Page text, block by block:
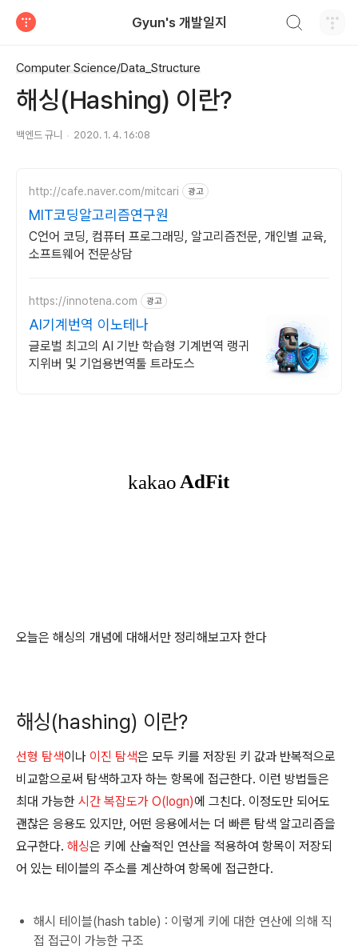
Gyun's 개발일지
Computer Science/Data_Structure
해싱(Hashing) 이란?
백엔드 규니 2020. 1. 4. 16:08
http://cafe.naver.com/mitcari 광고
MIT코딩알고리즘연구원
C언어 코딩, 컴퓨터 프로그래밍, 알고리즘전문, 개인별 교육,
소프트웨어 전문상담
https://innotena.com 광고
AI기계번역 이노테나
글로벌 최고의 AI 기반 학습형 기계번역 랭귀
지위버 및 기업용번역툴 트라도스
오늘은 해싱의 개념에 대해서만 정리해보고자 한다
해싱(hashing) 이란?
선형 탐색이나 이진 탐색은 모두 키를 저장된 키 값과 반복적으로
비교함으로써 탐색하고자 하는 항목에 접근한다. 이런 방법들은
최대 가능한 시간 복잡도가 O(logn)에 그친다. 이정도만 되어도
괜찮은 응용도 있지만, 어떤 응용에서는 더 빠른 탐색 알고리즘을
요구한다. 해싱은 키에 산술적인 연산을 적용하여 항목이 저장되
어 있는 테이블의 주소를 계산하여 항목에 접근한다.
해시 테이블(hash table) : 이렇게 키에 대한 연산에 의해 직
접 접근이 가능한 구조